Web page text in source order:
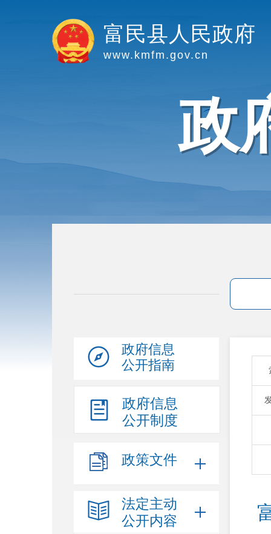
富民县人民政府
www.kmfm.gov.cn
政
政府信息
公开指南
政府信息
公开制度
政策文件
法定主动
公开内容